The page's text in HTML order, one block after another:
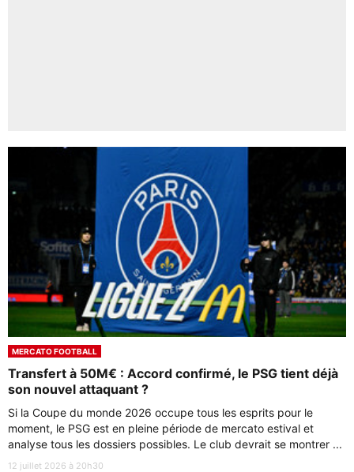
MERCATO FOOTBALL
Transfert à 50M€ : Accord confirmé, le PSG tient déjà
son nouvel attaquant ?
Si la Coupe du monde 2026 occupe tous les esprits pour le
moment, le PSG est en pleine période de mercato estival et
analyse tous les dossiers possibles. Le club devrait se montrer ...
12 juillet 2026 à 20h30